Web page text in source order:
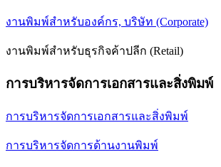
งานพิมพ์สำหรับองค์กร, บริษัท (Corporate)
งานพิมพ์สำหรับธุรกิจค้าปลีก (Retail)
การบริหารจัดการเอกสารและสิ่งพิมพ์
การบริหารจัดการเอกสารและสิ่งพิมพ์
การบริหารจัดการด้านงานพิมพ์